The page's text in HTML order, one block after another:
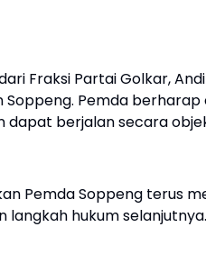
Fraksi Partai Golkar, Andi
Pemda
dapat berjalan secara
Pemda Soppeng terus
hukum selanjutnya.